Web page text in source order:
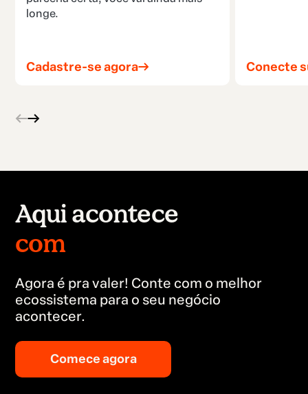
longe.
Cadastre-se agora Conecte
Aqui acontece
no mundo todo.
Agora é pra valer! Conte com o melhor
ecossistema para o seu negócio
acontecer.
Comece agora